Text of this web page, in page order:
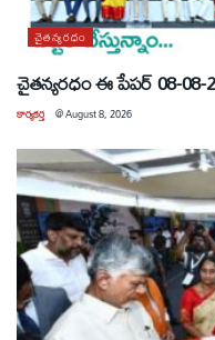
చైతన్యరధం
చైతన్యరధం ఈ పేపర్ 08-08-
కార్యకర్త @August 8, 2026